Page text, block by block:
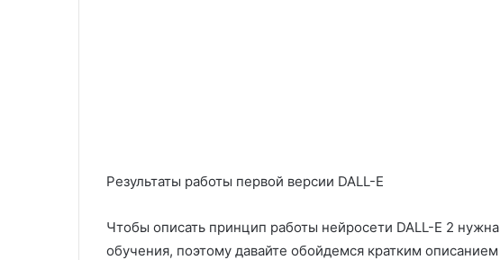
Результаты работы первой версии DALL-E
Чтобы описать принцип работы нейросети DALL-E 2
обучения, поэтому давайте обойдемся кратким